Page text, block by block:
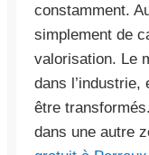
constamment.
simplement de
valorisation. Le
dans
être
dans une autre